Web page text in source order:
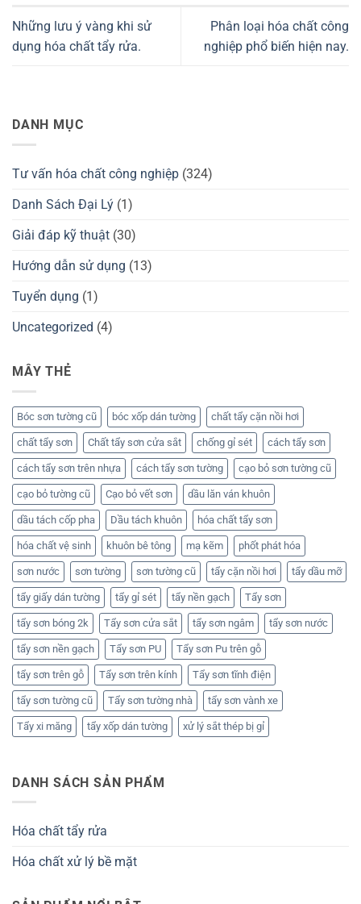
Những lưu ý vàng khi sử
dụng hóa chất tẩy rửa.
Phân loại hóa chất công
nghiệp phổ biến hiện nay.
DANH MỤC
Tư vấn hóa chất công nghiệp (324)
Danh Sách Đại Lý (1)
Giải đáp kỹ thuật (30)
Hướng dẫn sử dụng (13)
Tuyển dụng (1)
Uncategorized (4)
MÂY THẺ
Bóc sơn tường cũ bóc xốp dán tường chất tẩy cặn nồi hơi
chất tẩy sơn Chất tẩy sơn cửa sắt chống gỉ sét cách tẩy sơn
cách tẩy sơn trên nhựa cách tẩy sơn tường cạo bỏ sơn tường cũ
cạo bỏ tường cũ Cạo bỏ vết sơn dầu lăn ván khuôn
dầu tách cốp pha Dầu tách khuôn hóa chất tẩy sơn
hóa chất vệ sinh khuôn bê tông mạ kẽm phốt phát hóa
sơn nước sơn tường sơn tường cũ tẩy cặn nồi hơi tẩy dầu mỡ
tẩy giấy dán tường tẩy gỉ sét tẩy nền gạch Tẩy sơn
tẩy sơn bóng 2k Tẩy sơn cửa sắt tẩy sơn ngâm tẩy sơn nước
tẩy sơn nền gạch Tẩy sơn PU Tẩy sơn Pu trên gỗ
tẩy sơn trên gỗ Tẩy sơn trên kính Tẩy sơn tĩnh điện
tẩy sơn tường cũ Tẩy sơn tường nhà tẩy sơn vành xe
Tẩy xi măng tẩy xốp dán tường xử lý sắt thép bị gỉ
DANH SÁCH SẢN PHẨM
Hóa chất tẩy rửa
Hóa chất xử lý bề mặt